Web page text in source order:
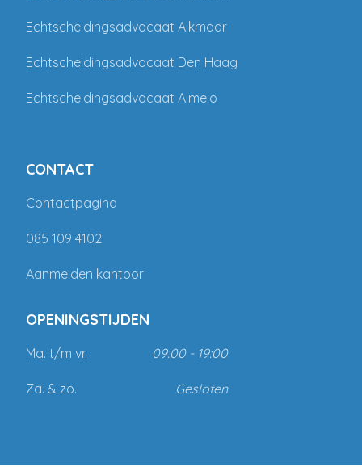
Echtscheidingsadvocaat Alkmaar
Echtscheidingsadvocaat Den Haag
Echtscheidingsadvocaat Almelo
CONTACT
Contactpagina
085 109 4102
Aanmelden kantoor
OPENINGSTIJDEN
Ma. t/m vr. 09:00 - 19:00
Za. & zo. Gesloten